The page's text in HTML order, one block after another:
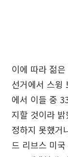
이에 따라 젊
선거에서 스윙
에서 이들 중
지할 것이라
정하지 못했거
드 리브스 미